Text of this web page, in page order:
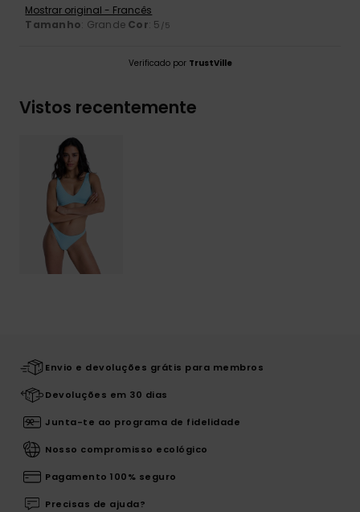
Mostrar original - Francês
Tamanho: Grande Cor: 5 /5
Verificado por TrustVille
Vistos recentemente
Envio e devoluções grátis para membros
Devoluções em 30 dias
Junta-te ao programa de fidelidade
Nosso compromisso ecológico
Pagamento 100% seguro
Precisas de ajuda?